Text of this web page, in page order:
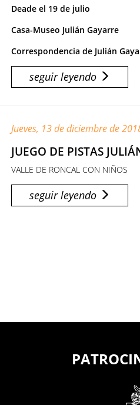
Deade el 19 de julio
Casa-Museo Julián Gayarre
Correspondencia de Julián
seguir leyendo
Jueves, 13 de diciembre de
JUEGO DE PISTAS
VALLE DE RONCAL CON NIÑOS
seguir leyendo